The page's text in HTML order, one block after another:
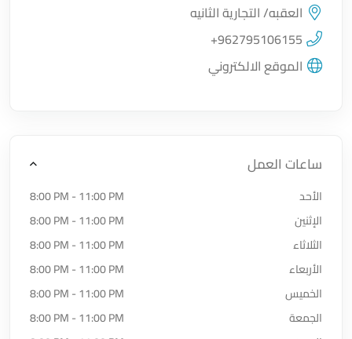
اضغط لتحميل الموقع
العقبه/ التجارية الثانيه
+962795106155
الموقع الالكتروني
ساعات العمل
الأحد
8:00 PM - 11:00 PM
الإثنين
8:00 PM - 11:00 PM
الثلاثاء
8:00 PM - 11:00 PM
الأربعاء
8:00 PM - 11:00 PM
الخميس
8:00 PM - 11:00 PM
الجمعة
8:00 PM - 11:00 PM